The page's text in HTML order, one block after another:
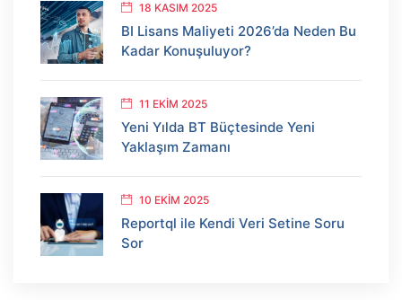
18 KASIM 2025
BI Lisans Maliyeti 2026’da Neden Bu
Kadar Konuşuluyor?
11 EKIM 2025
Yeni Yılda BT Büçtesinde Yeni
Yaklaşım Zamanı
10 EKIM 2025
Reportql ile Kendi Veri Setine Soru
Sor